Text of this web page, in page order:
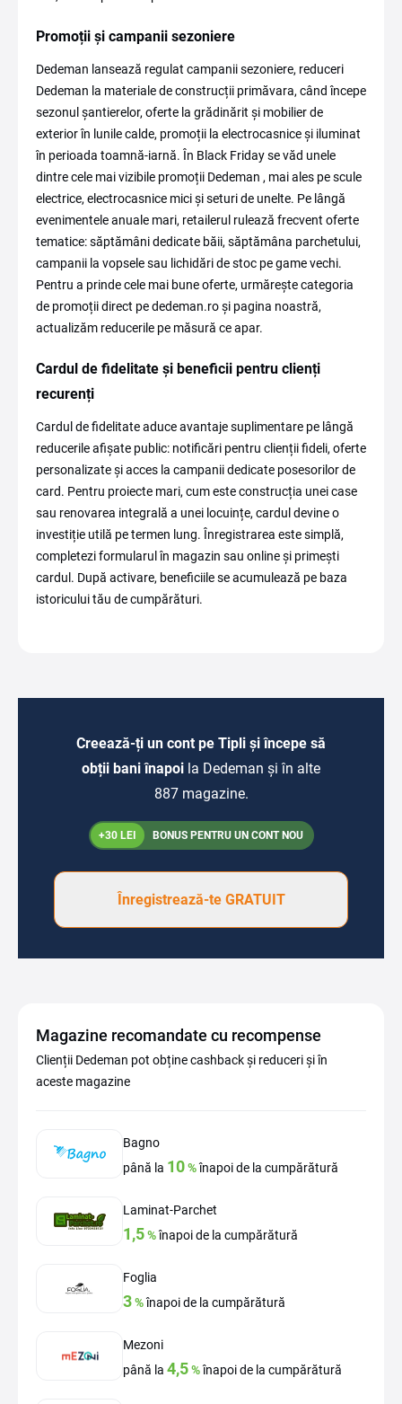
Promoții și campanii sezoniere
Dedeman lansează regulat campanii sezoniere, reduceri
Dedeman la materiale de construcții primăvara, când începe
sezonul șantierelor, oferte la grădinărit și mobilier de
exterior în lunile calde, promoții la electrocasnice și iluminat
în perioada toamnă-iarnă. În Black Friday se văd unele
dintre cele mai vizibile promoții Dedeman , mai ales pe scule
electrice, electrocasnice mici și seturi de unelte. Pe lângă
evenimentele anuale mari, retailerul rulează frecvent oferte
tematice: săptămâni dedicate băii, săptămâna parchetului,
campanii la vopsele sau lichidări de stoc pe game vechi.
Pentru a prinde cele mai bune oferte, urmărește categoria
de promoții direct pe dedeman.ro și pagina noastră,
actualizăm reducerile pe măsură ce apar.
Cardul de fidelitate și beneficii pentru clienți
recurenți
Cardul de fidelitate aduce avantaje suplimentare pe lângă
reducerile afișate public: notificări pentru clienții fideli, oferte
personalizate și acces la campanii dedicate posesorilor de
card. Pentru proiecte mari, cum este construcția unei case
sau renovarea integrală a unei locuințe, cardul devine o
investiție utilă pe termen lung. Înregistrarea este simplă,
completezi formularul în magazin sau online și primești
cardul. După activare, beneficiile se acumulează pe baza
istoricului tău de cumpărături.
Creează-ți un cont pe Tipli și începe să
obții bani înapoi la Dedeman și în alte
887 magazine.
+30 LEI BONUS PENTRU UN CONT NOU
Înregistrează-te GRATUIT
Magazine recomandate cu recompense
Clienții Dedeman pot obține cashback și reduceri și în
aceste magazine
Bagno
până la 10%înapoi de la cumpărătură
Laminat-Parchet
1,5%înapoi de la cumpărătură
Foglia
3%înapoi de la cumpărătură
Mezoni
până la 4,5%înapoi de la cumpărătură